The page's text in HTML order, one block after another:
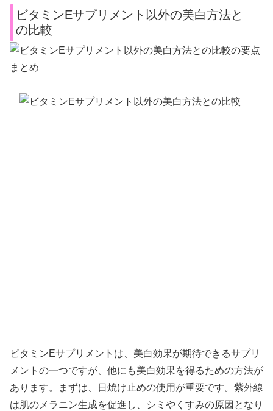
ビタミンEサプリメント以外の美白方法と
の比較
ビタミンEサプリメントは、美白効果が期待できるサプリ
メントの一つですが、他にも美白効果を得るための方法が
あります。まずは、日焼け止めの使用が重要です。紫外線
は肌のメラニン生成を促進し、シミやくすみの原因となり